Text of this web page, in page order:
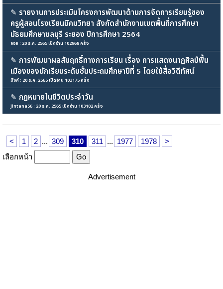
✎ รายงานการประเมินโครงการพัฒนาด้านการจัดการเรียนรู้ของ
ครูผู้สอนโรงเรียนนิคมวิทยา สังกัดสำนักงานเขตพื้นที่การศึกษา
มัธยมศึกษาชลบุรี ระยอง ปีการศึกษา 2564
จอย : 20 ธ.ค. 2565 เปิดอ่าน 102968 ครั้ง
✎ การพัฒนาผลสัมฤทธิ์ทางการเรียน เรื่อง การแสดงนาฏศิลป์พื้น
เมืองของนักเรียนระดับชั้นประถมศึกษาปีที่ 5 โดยใช้สื่อวิดีทัศน์
มิ้งค์ : 20 ธ.ค. 2565 เปิดอ่าน 103175 ครั้ง
✎ กฎหมายในชีวิตประจำวัน
jintana56 : 20 ธ.ค. 2565 เปิดอ่าน 103102 ครั้ง
< 1 2 ... 309 310 311 ... 1977 1978
>
เลือกหน้า
Advertisement